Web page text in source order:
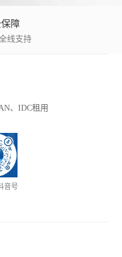
障
线支持
、IDC租用
音号